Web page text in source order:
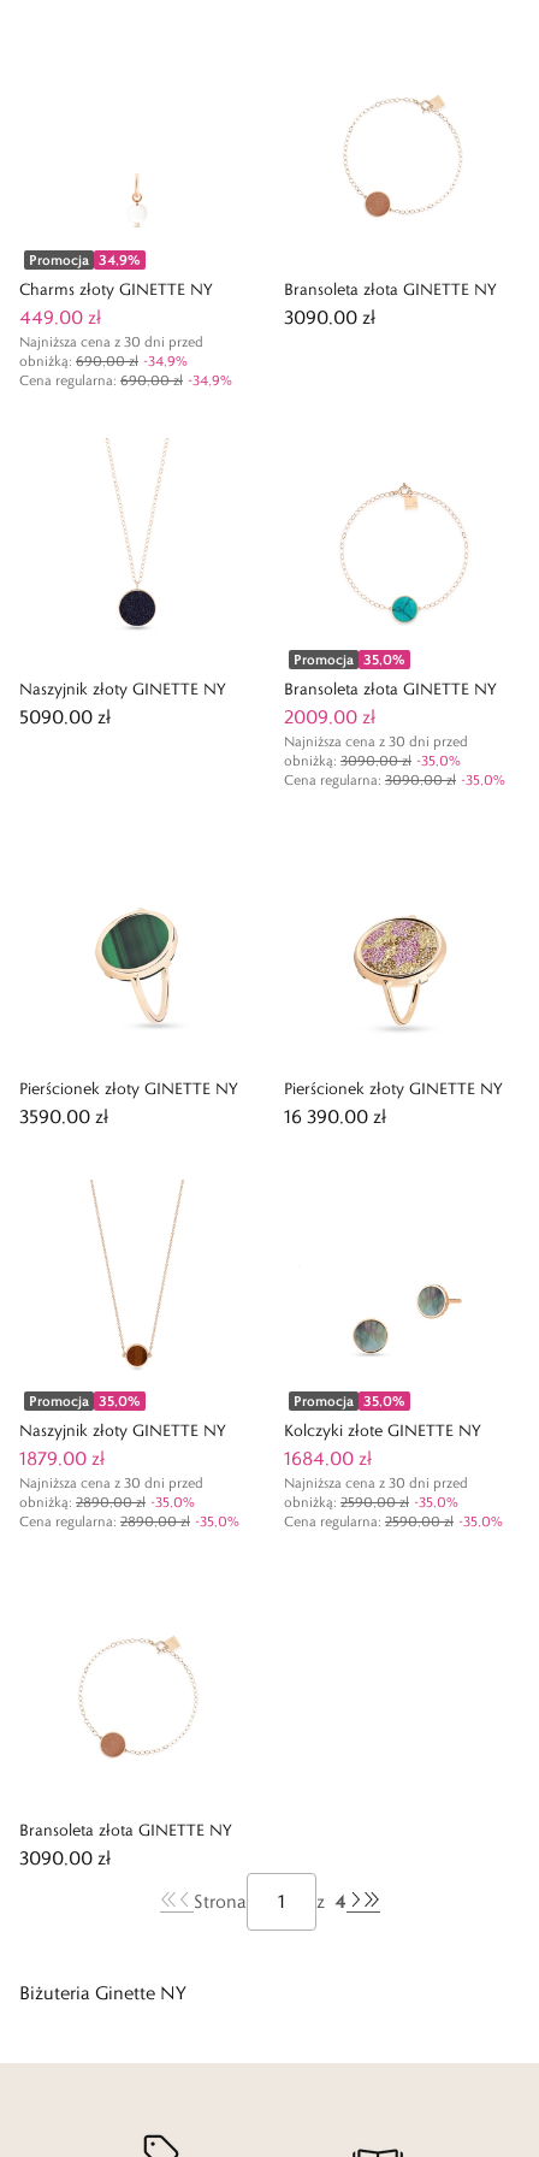
Promocja 34,9%
Charms złoty GINETTE NY
449,00 zł
Najniższa cena z 30 dni przed
obniżką: 690,00 zł -34,9%
Cena regularna: 690,00 zł -34,9%
Bransoleta złota GINETTE NY
3090,00 zł
Naszyjnik złoty GINETTE NY
5090,00 zł
Promocja 35,0%
Bransoleta złota GINETTE NY
2009,00 zł
Najniższa cena z 30 dni przed
obniżką: 3090,00 zł -35,0%
Cena regularna: 3090,00 zł -35,0%
Pierścionek złoty GINETTE NY
3590,00 zł
Pierścionek złoty GINETTE NY
16 390,00 zł
Promocja 35,0%
Naszyjnik złoty GINETTE NY
1879,00 zł
Najniższa cena z 30 dni przed
obniżką: 2890,00 zł -35,0%
Cena regularna: 2890,00 zł -35,0%
Promocja 35,0%
Kolczyki złote GINETTE NY
1684,00 zł
Najniższa cena z 30 dni przed
obniżką: 2590,00 zł -35,0%
Cena regularna: 2590,00 zł -35,0%
Bransoleta złota GINETTE NY
3090,00 zł
Strona
z 4
Biżuteria Ginette NY
wzornictwem? Jeżeli tak, zapoznaj się z ofertą marki Ginette NY,